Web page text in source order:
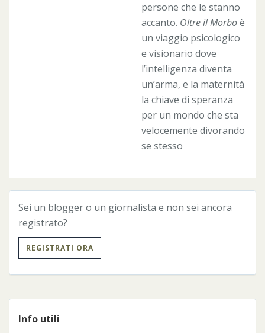
persone che le stanno
accanto. Oltre il Morboè
un viaggio psicologico
e visionario dove
l’intelligenza diventa
un’arma, e la maternità
la chiave di speranza
per un mondo che sta
velocemente divorando
se stesso
Sei un blogger o un giornalista e non sei ancora
registrato?
REGISTRATI ORA
Info utili